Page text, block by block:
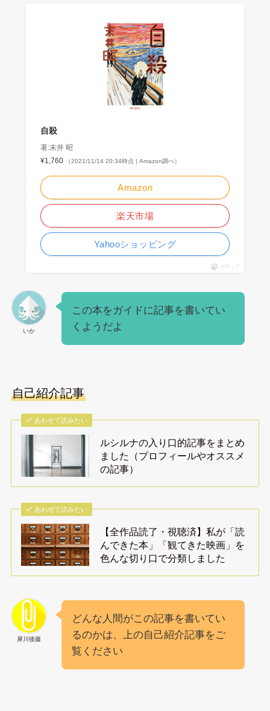
自殺
著:末井 昭
¥1,760
（2021/11/14 20:34時点 | Amazon調べ）
Amazon
楽天市場
Yahooショッピング
ポチップ
いか
この本をガイドに記事を書いてい
くようだよ
自己紹介記事
あわせて読みたい
ルシルナの入り口的記事をまとめ
ました（プロフィールやオススメ
の記事）
あわせて読みたい
【全作品読了・視聴済】私が「読
んできた本」「観てきた映画」を
色んな切り口で分類しました
犀川後藤
どんな人間がこの記事を書いてい
るのかは、上の自己紹介記事をご
覧ください